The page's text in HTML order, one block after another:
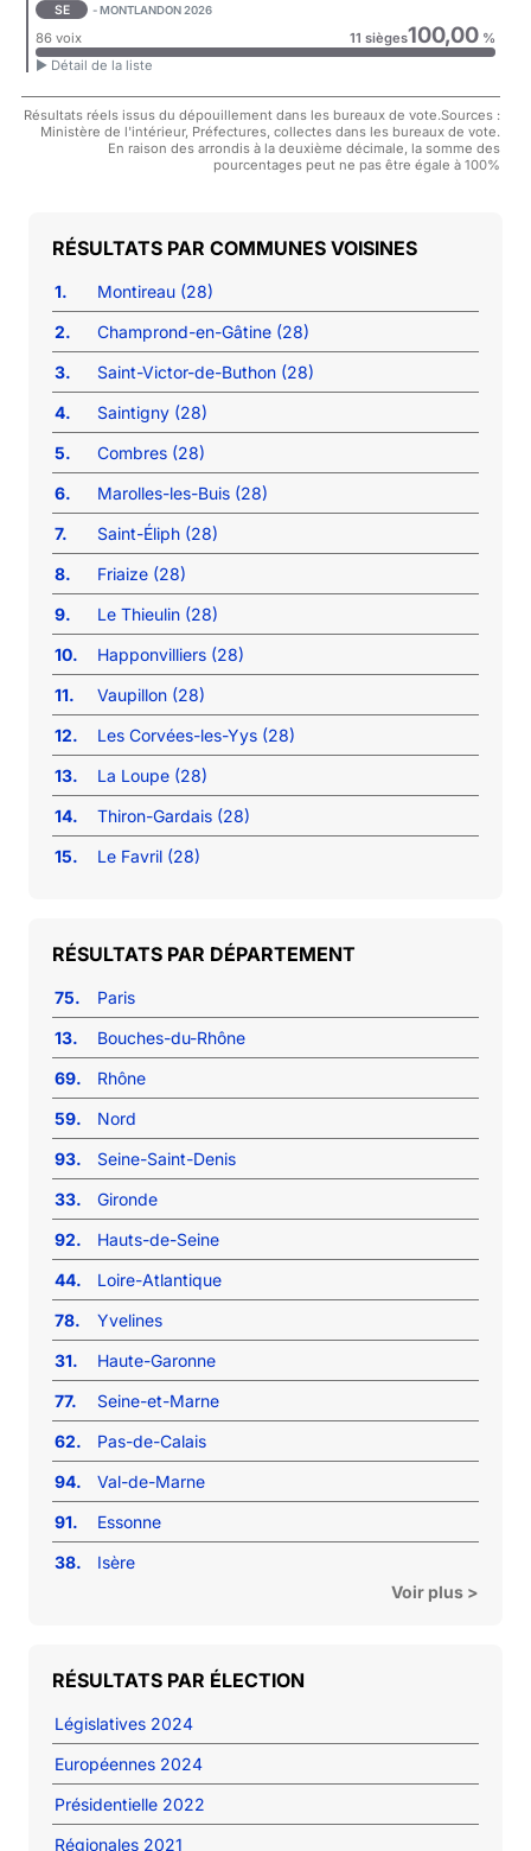
SE - MONTLANDON 2026
86 voix 11 sièges100,00%
► Détail de la liste
Résultats réels issus du dépouillement dans les bureaux de vote.Sources :
Ministère de l'intérieur, Préfectures, collectes dans les bureaux de vote.
En raison des arrondis à la deuxième décimale, la somme des
pourcentages peut ne pas être égale à 100%
COMMUNES VOISINES
1.
Montireau (28)
2.
Champrond-en-Gâtine (28)
3.
Saint-Victor-de-Buthon (28)
4.
Saintigny (28)
5.
Combres (28)
6.
Marolles-les-Buis (28)
7.
Saint-Éliph (28)
8.
Friaize (28)
9.
Le Thieulin (28)
10.
Happonvilliers (28)
11.
Vaupillon (28)
12.
Les Corvées-les-Yys (28)
13.
La Loupe (28)
14.
Thiron-Gardais (28)
15.
Le Favril (28)
RÉSULTATS PAR DÉPARTEMENT
75.
Paris
13.
Bouches-du-Rhône
69.
Rhône
59.
Nord
93.
Seine-Saint-Denis
33.
Gironde
92.
Hauts-de-Seine
44.
Loire-Atlantique
78.
Yvelines
31.
Haute-Garonne
77.
Seine-et-Marne
62.
Pas-de-Calais
94.
Val-de-Marne
91.
Essonne
38.
Isère
Voir plus >
RÉSULTATS PAR ÉLECTION
Législatives 2024
Européennes 2024
Présidentielle 2022
Régionales 2021